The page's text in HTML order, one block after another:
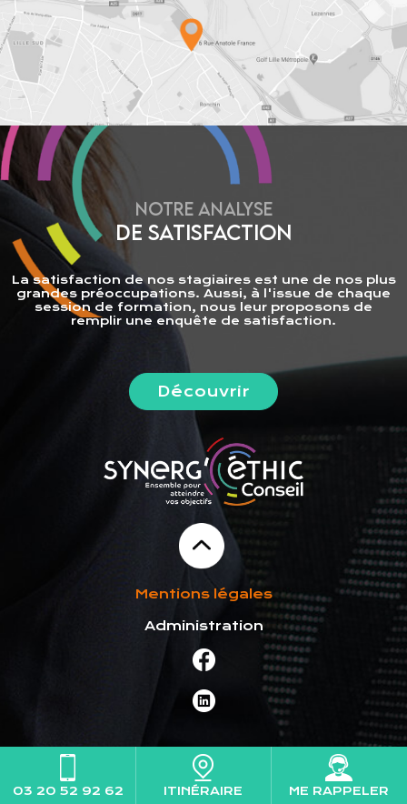
NOTRE ANALYSE
DE SATISFACTION
La satisfaction de nos stagiaires est une de nos plus
grandes préoccupations. Aussi, à l'issue de chaque
session de formation, nous leur proposons de
remplir une enquête de satisfaction.
Découvrir
Mentions légales
Administration
03 20 52 92 62 ITINÉRAIRE ME RAPPELER